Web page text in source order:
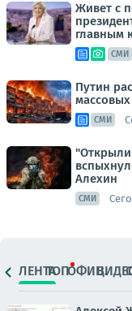
Живет с
главным
СМИ
Путин
СМИ
Алехин
СМИ
ЛЕНТАТОПОФИЦ.